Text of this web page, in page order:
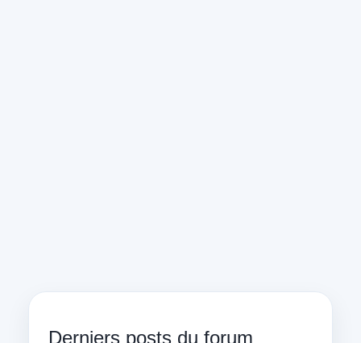
Derniers posts du forum